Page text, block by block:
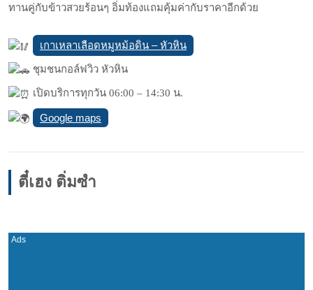
ทานคู่กับข้าวสวยร้อนๆ อิ่มท้องแถมคุ้มค่ากับราคาอีกด้วย
เกาเหลาเลือดหมูหม้อดิน – หัวหิน
ชุมชนกอล์ฟวิว หัวหิน
เปิดบริการทุกวัน 06:00 – 14:30 น.
Google maps
ตี๋เฮง ติ่มซำ